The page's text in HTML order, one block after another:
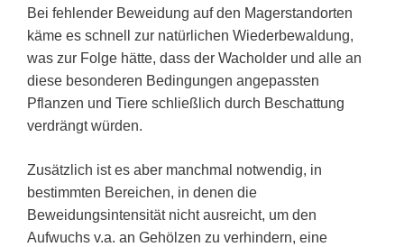
Bei fehlender Beweidung auf den Magerstandorten
käme es schnell zur natürlichen Wiederbewaldung,
was zur Folge hätte, dass der Wacholder und alle an
diese besonderen Bedingungen angepassten
Pflanzen und Tiere schließlich durch Beschattung
verdrängt würden.
Zusätzlich ist es aber manchmal notwendig, in
bestimmten Bereichen, in denen die
Beweidungsintensität nicht ausreicht, um den
Aufwuchs v.a. an Gehölzen zu verhindern, eine